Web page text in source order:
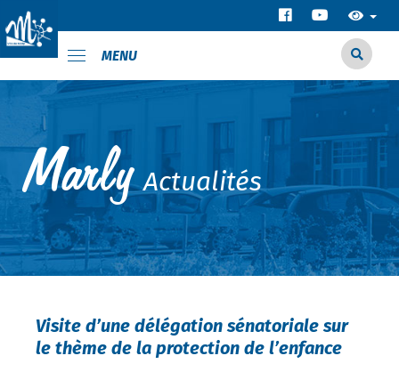
MENU
Actualités
Visite d’une délégation sénatoriale sur
le thème de la protection de l’enfance